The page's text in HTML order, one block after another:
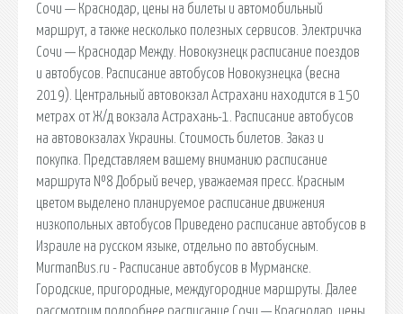
Сочи — Краснодар, цены на билеты и автомобильный
маршрут, а также несколько полезных сервисов. Электричка
Сочи — Краснодар Между. Новокузнецк расписание поездов
и автобусов. Расписание автобусов Новокузнецка (весна
2019). Центральный автовокзал Астрахани находится в 150
метрах от Ж/д вокзала Астрахань-1. Расписание автобусов
на автовокзалах Украины. Стоимость билетов. Заказ и
покупка. Представляем вашему вниманию расписание
маршрута №8 Добрый вечер, уважаемая пресс. Красным
цветом выделено планируемое расписание движения
низкопольных автобусов Приведено расписание автобусов в
Израиле на русском языке, отдельно по автобусным.
MurmanBus.ru - Расписание автобусов в Мурманске.
Городские, пригородные, междугородние маршруты. Далее
рассмотрим подробнее расписание Сочи — Краснодар, цены